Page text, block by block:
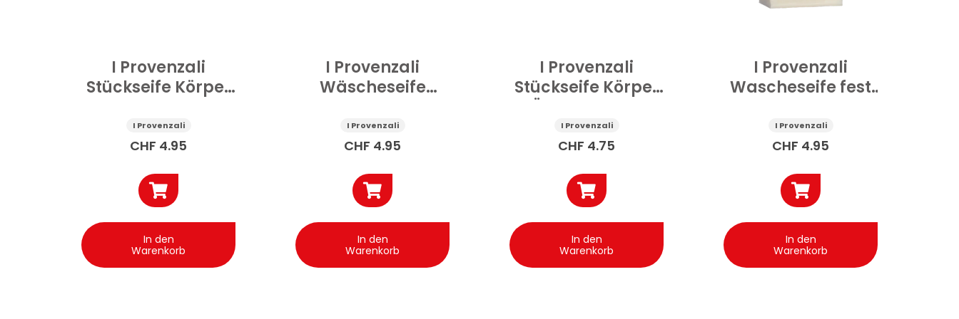
I Provenzali
Stückseife Körper
I Provenzali
CHF 4.95
In den
Warenkorb
I Provenzali
Wäscheseife
I Provenzali
CHF 4.95
In den
Warenkorb
I Provenzali
Stückseife Körper
Öl der Süssen
Mandeln 250 g
I Provenzali
CHF 4.75
In den
Warenkorb
I Provenzali
Wascheseife fest
300 g
I Provenzali
CHF 4.95
In den
Warenkorb